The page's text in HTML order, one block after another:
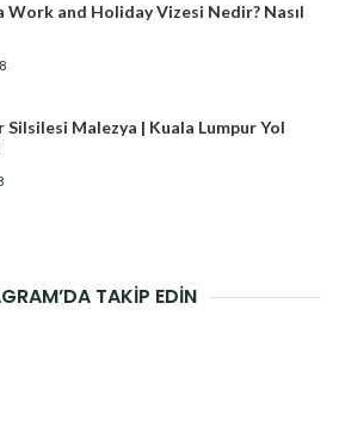
Work and Holiday Vizesi Nedir? Nasıl
Silsilesi Malezya | Kuala Lumpur Yol
TAKİP EDİN